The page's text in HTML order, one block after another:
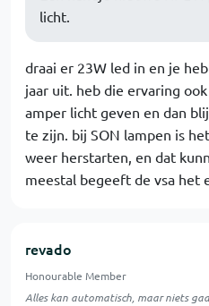
licht.
draai er 23W led in en je
jaar uit. heb die ervaring
amper licht geven en dan
te zijn. bij SON lampen is
weer herstarten, en dat
meestal begeeft de vsa het
revado
Honourable Member
Alles kan automatisch, maar niets